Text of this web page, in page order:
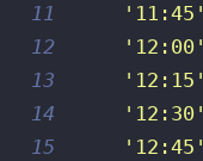
11
'11:45'
12
'12:00'
13
'12:15'
14
'12:30'
15
'12:45'